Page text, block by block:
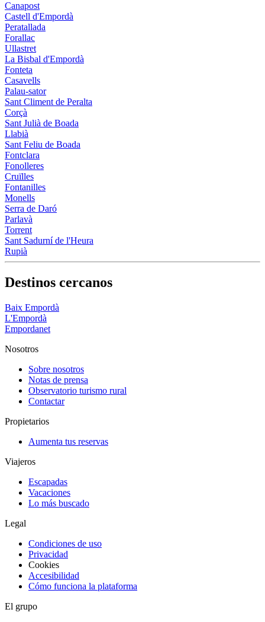
Canapost
Castell d'Empordà
Peratallada
Forallac
Ullastret
La Bisbal d'Empordà
Fonteta
Casavells
Palau-sator
Sant Climent de Peralta
Corçà
Sant Julià de Boada
Llabià
Sant Feliu de Boada
Fontclara
Fonolleres
Cruïlles
Fontanilles
Monells
Serra de Daró
Parlavà
Torrent
Sant Sadurní de l'Heura
Rupià
Destinos cercanos
Baix Empordà
L'Empordà
Empordanet
Nosotros
Sobre nosotros
Notas de prensa
Observatorio turismo rural
Contactar
Propietarios
Aumenta tus reservas
Viajeros
Escapadas
Vacaciones
Lo más buscado
Legal
Condiciones de uso
Privacidad
Cookies
Accesibilidad
Cómo funciona la plataforma
El grupo